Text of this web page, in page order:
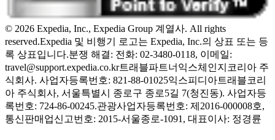
© 2026 Expedia, Inc., Expedia Group 계열사. All rights
reserved.Expedia 및 비행기 로고는 Expedia, Inc.의 상표 또는 등
록 상표입니다.분쟁 해결: 전화: 02-3480-0118, 이메일:
travel@support.expedia.co.kr트래블파트너익스체인지코리아 주
식회사. 사업자등록번호: 821-88-01025익스피디아트래블코리
아 주식회사, 서울특별시 종로구 종로5길 7(청진동). 사업자등
록번호: 724-86-00245.관광사업자등록번호: 제2016-000008호,
통신판매업신고번호: 2015-서울종로-1091, 대표이사: 정경륜